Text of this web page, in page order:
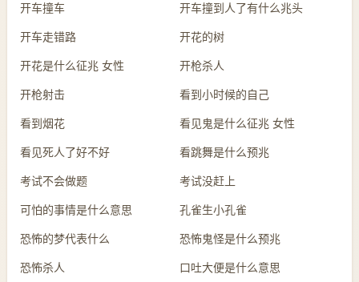
开车撞车 开车撞到人了有什么兆头
开车走错路 开花的树
开花是什么征兆 女性 开枪杀人
开枪射击 看到小时候的自己
看到烟花 看见鬼是什么征兆 女性
看见死人了好不好 看跳舞是什么预兆
考试不会做题 考试没赶上
可怕的事情是什么意思 孔雀生小孔雀
恐怖的梦代表什么 恐怖鬼怪是什么预兆
恐怖杀人 口吐大便是什么意思